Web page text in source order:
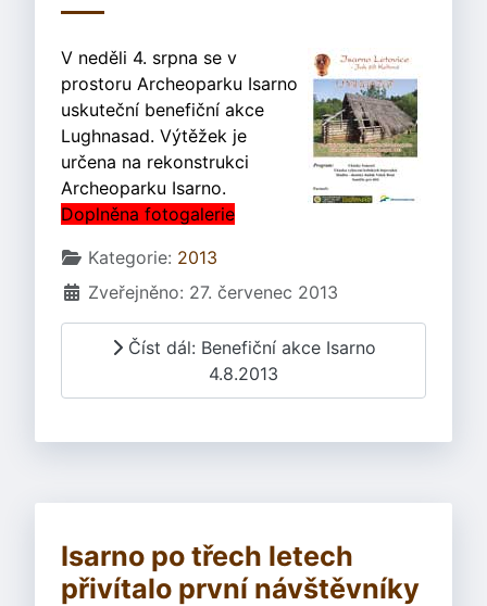
V neděli 4. srpna se v
prostoru Archeoparku Isarno
uskuteční benefiční akce
Lughnasad. Výtěžek je
určena na rekonstrukci
Archeoparku Isarno.
Doplněna fotogalerie
Základní údaje
Kategorie: 2013
Zveřejněno: 27. červenec 2013
Číst dál: Benefiční akce Isarno
4.8.2013
Isarno po třech letech
přivítalo první návštěvníky